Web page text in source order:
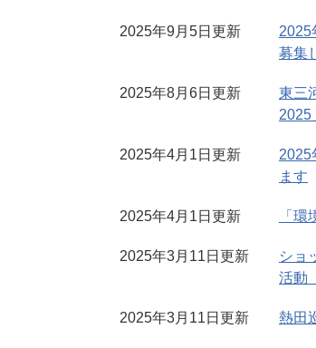
2025年9月5日更新
2025
募集
2025年8月6日更新
東三
2025
2025年4月1日更新
2025
ます
2025年4月1日更新 「
2025年3月11日更新
ショ
活動
2025年3月11日更新 熱田